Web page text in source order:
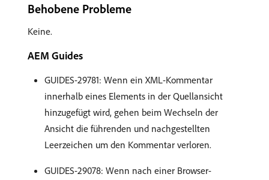
Behobene Probleme
Keine.
AEM Guides
GUIDES-29781: Wenn ein XML-Kommentar
innerhalb eines Elements in der Quellansicht
hinzugefügt wird, gehen beim Wechseln der
Ansicht die führenden und nachgestellten
Leerzeichen um den Kommentar verloren.
GUIDES-29078: Wenn nach einer Browser-